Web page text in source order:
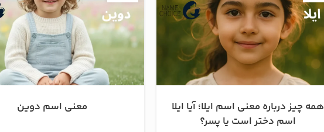
همه چیز درباره معنی اسم ایلا؛ آیا ایلا
اسم دختر است یا پسر؟
معنی اسم دوین